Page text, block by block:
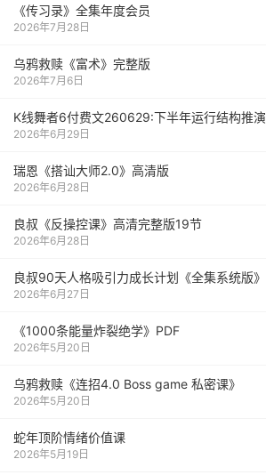
《传习录》全集年度会员
2026年7月28日
乌鸦救赎《富术》完整版
2026年7月6日
K线舞者6付费文260629:下半年运行结构推演
2026年6月29日
瑞恩《搭讪大师2.0》高清版
2026年6月28日
良叔《反操控课》高清完整版19节
2026年6月28日
良叔90天人格吸引力成长计划《全集系统版》
2026年6月27日
《1000‮能条‬‎量‮裂炸‬‎绝学》PDF
2026年5月20日
乌鸦救赎《连招4.0 Boss game 私密课》
2026年5月20日
蛇年顶阶情绪价值课
2026年5月19日